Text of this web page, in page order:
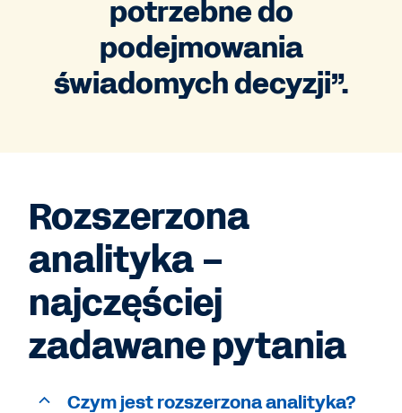
potrzebne do
podejmowania
świadomych decyzji”.
Rozszerzona
analityka –
najczęściej
zadawane pytania
Czym jest rozszerzona analityka?